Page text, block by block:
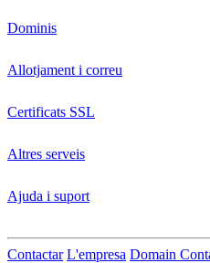
Dominis
Allotjament i correu
Certificats SSL
Altres serveis
Ajuda i suport
Contactar L'empresa Domain